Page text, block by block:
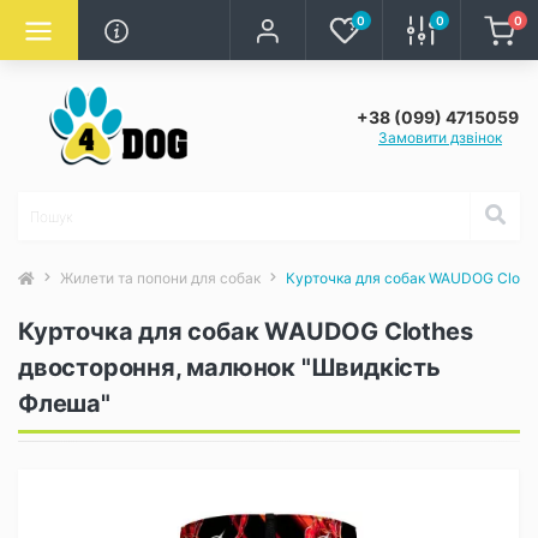
0 0 0
+38 (099) 4715059
Замовити дзвінок
Жилети та попони для собак Курточка для собак WAUDOG
Курточка для собак WAUDOG Clothes
двостороння, малюнок "Швидкість
Флеша"